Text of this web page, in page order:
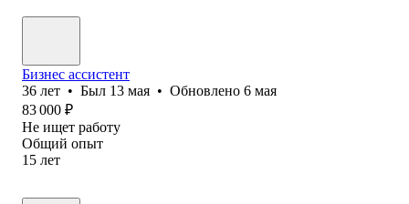
Бизнес ассистент
36 лет • Был 13 мая • Обновлено 6 мая
83 000 ₽
Не ищет работу
Общий опыт
15 лет